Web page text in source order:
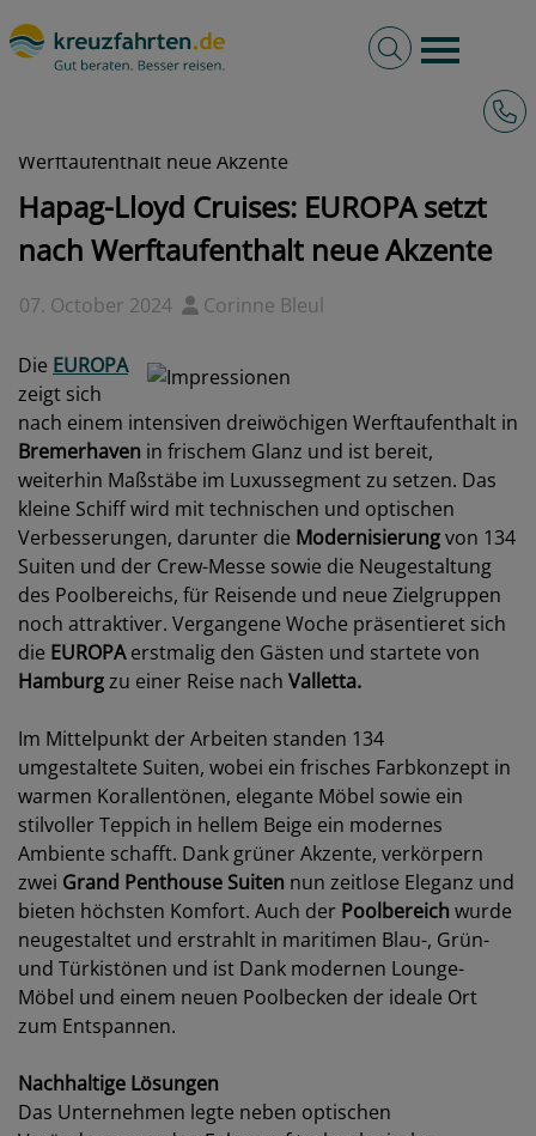
Burger
Volltextsuche
Werftaufenthalt neue Akzente
Hapag-Lloyd Cruises: EUROPA setzt
nach Werftaufenthalt neue Akzente
07. October 2024 Corinne Bleul
Die EUROPA
zeigt sich
nach einem intensiven dreiwöchigen Werftaufenthalt in
Bremerhaven in frischem Glanz und ist bereit,
weiterhin Maßstäbe im Luxussegment zu setzen. Das
kleine Schiff wird mit technischen und optischen
Verbesserungen, darunter die Modernisierungvon 134
Suiten und der Crew-Messe sowie die Neugestaltung
des Poolbereichs, für Reisende und neue Zielgruppen
noch attraktiver. Vergangene Woche präsentieret sich
die EUROPAerstmalig den Gästen und startete von
Hamburgzu einer Reise nach Valletta.
Im Mittelpunkt der Arbeiten standen 134
umgestaltete Suiten, wobei ein frisches Farbkonzept in
warmen Korallentönen, elegante Möbel sowie ein
stilvoller Teppich in hellem Beige ein modernes
Ambiente schafft. Dank grüner Akzente, verkörpern
zwei Grand Penthouse Suiten nun zeitlose Eleganz und
bieten höchsten Komfort. Auch der Poolbereich wurde
neugestaltet und erstrahlt in maritimen Blau-, Grün-
und Türkistönen und ist Dank modernen Lounge-
Möbel und einem neuen Poolbecken der ideale Ort
zum Entspannen.
Nachhaltige Lösungen
Das Unternehmen legte neben optischen